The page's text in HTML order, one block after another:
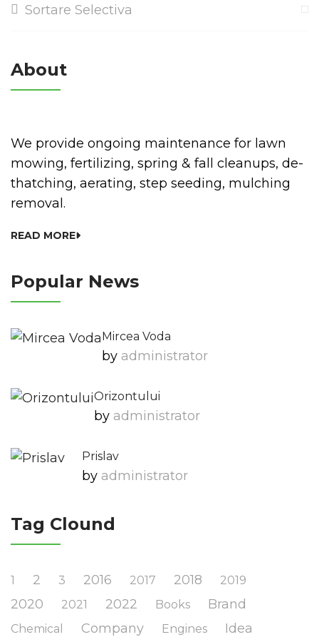
Sortare Selectiva
About
We provide ongoing maintenance for lawn
mowing, fertilizing, spring & fall cleanups, de-
thatching, aerating, step seeding, mulching
removal.
READ MORE
Popular News
Mircea Voda
by Administrator
Orizontului
by Administrator
Prislav
by Administrator
Tag Clound
1 2 3 2016 2017 2018 2019
2020 2021 2022 Books Brand
Chemical Company Engines Idea